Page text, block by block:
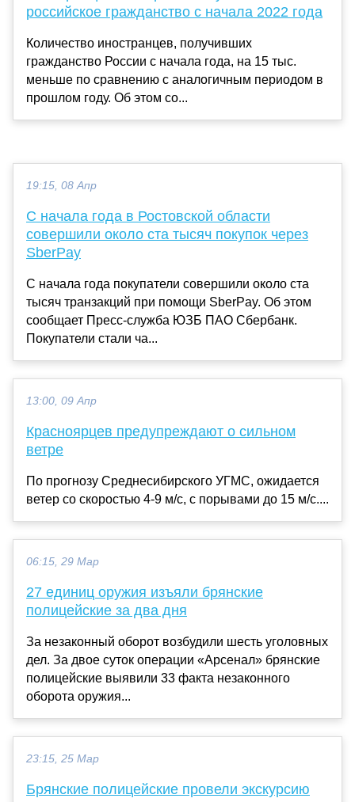
российское гражданство с начала 2022 года
Количество иностранцев, получивших
гражданство России c начала года, на 15 тыс.
меньше по сравнению c аналогичным периодом в
прошлом году. Об этом со...
19:15, 08 Апр
С начала года в Ростовской области
совершили около ста тысяч покупок через
SberPay
C начала года покупатели совершили около ста
тысяч транзакций при помощи SberPay. Об этом
сообщает Пресс-служба ЮЗБ ПАО Сбербанк.
Покупатели стали ча...
13:00, 09 Апр
Красноярцев предупреждают о сильном
ветре
По прогнозу Среднесибирского УГМС, ожидается
ветер со скоростью 4-9 м/с, с порывами до 15 м/c....
06:15, 29 Мар
27 единиц оружия изъяли брянские
полицейские за два дня
За незаконный оборот возбудили шесть уголовных
дел. За двое суток операции «Арсенал» брянские
полицейские выявили 33 факта незаконного
оборота оружия...
23:15, 25 Мар
Брянские полицейские провели экскурсию